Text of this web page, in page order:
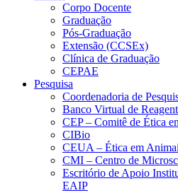
Corpo Docente
Graduação
Pós-Graduação
Extensão (CCSEx)
Clínica de Graduação
CEPAE
Pesquisa
Coordenadoria de
Banco Virtual de
CEP – Comitê de Ética
CIBio
CEUA – Ética em
CMI – Centro de
Escritório de Apoio
EAIP